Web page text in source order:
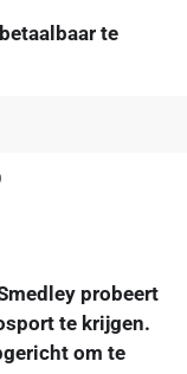
te
probeert
te krijgen.
om te